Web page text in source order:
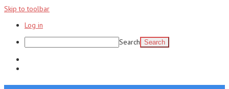
Skip to toolbar
Log in
Search